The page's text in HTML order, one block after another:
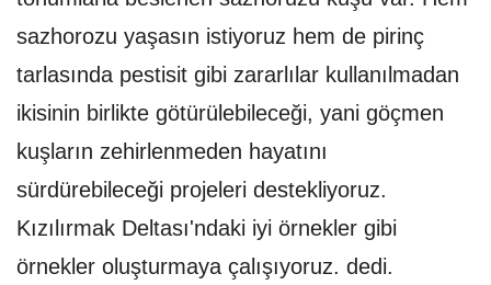
sazhorozu yaşasın istiyoruz hem de pirinç
tarlasında pestisit gibi zararlılar kullanılmadan
ikisinin birlikte götürülebileceği, yani göçmen
kuşların zehirlenmeden hayatını
sürdürebileceği projeleri destekliyoruz.
Kızılırmak Deltası'ndaki iyi örnekler gibi
örnekler oluşturmaya çalışıyoruz. dedi.